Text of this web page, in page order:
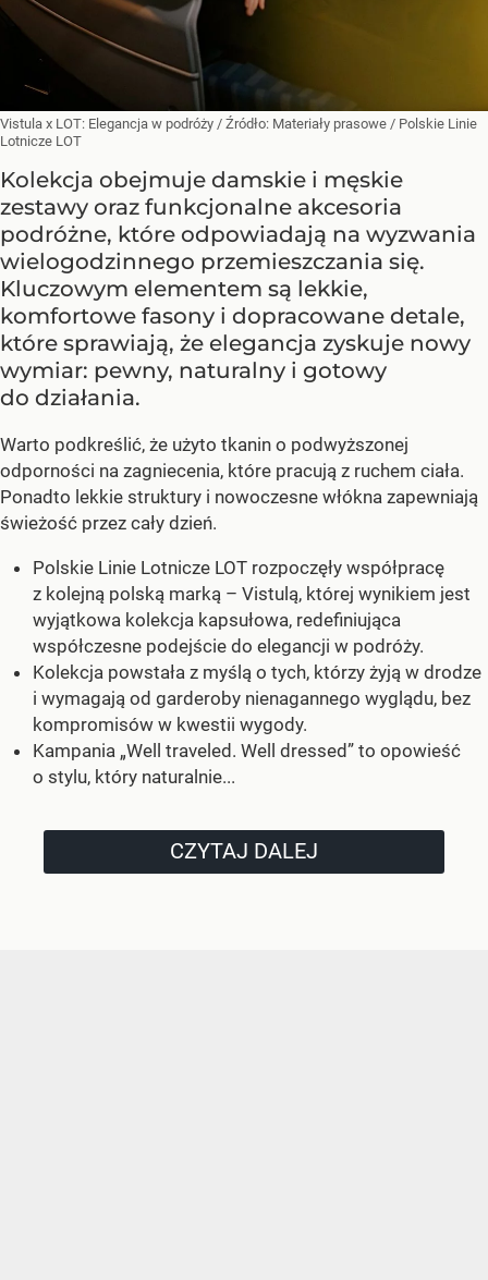
Vistula x LOT: Elegancja w podróży / Źródło: Materiały prasowe / Polskie Linie
Lotnicze LOT
Kolekcja obejmuje damskie i męskie
zestawy oraz funkcjonalne akcesoria
podróżne, które odpowiadają na wyzwania
wielogodzinnego przemieszczania się.
Kluczowym elementem są lekkie,
komfortowe fasony i dopracowane detale,
które sprawiają, że elegancja zyskuje nowy
wymiar: pewny, naturalny i gotowy
do działania.
Warto podkreślić, że użyto tkanin o podwyższonej
odporności na zagniecenia, które pracują z ruchem ciała.
Ponadto lekkie struktury i nowoczesne włókna zapewniają
świeżość przez cały dzień.
Polskie Linie Lotnicze LOT rozpoczęły współpracę
z kolejną polską marką – Vistulą, której wynikiem jest
wyjątkowa kolekcja kapsułowa, redefiniująca
współczesne podejście do elegancji w podróży.
Kolekcja powstała z myślą o tych, którzy żyją w drodze
i wymagają od garderoby nienagannego wyglądu, bez
kompromisów w kwestii wygody.
Kampania „Well traveled. Well dressed” to opowieść
o stylu, który naturalnie...
CZYTAJ DALEJ